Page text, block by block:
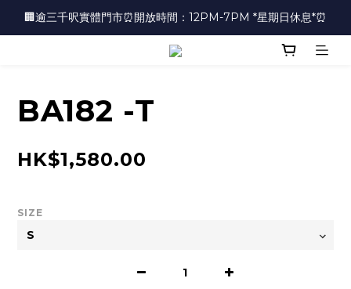
🏢逾三千呎實體門市⏰開放時間：12PM-7PM *星期日休息*⏰
🏢逾三千呎實體門市⏰開放時間：12PM-7PM *星期日休息*⏰
👜📣 歡迎隨時光臨 📣💍
🏢逾三千呎實體門市⏰開放時間：12PM-7PM *星期日休息*⏰
BA182 -T
HK$1,580.00
SIZE